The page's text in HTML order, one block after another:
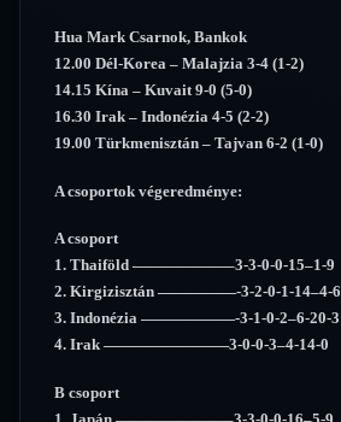
Hua Mark Csarnok, Bankok
12.00 Dél-Korea – Malajzia 3-4 (1-2)
14.15 Kína – Kuvait 9-0 (5-0)
16.30 Irak – Indonézia 4-5 (2-2)
19.00 Türkmenisztán – Tajvan 6-2 (1-0)
A csoportok végeredménye:
A csoport
1. Thaiföld ——————–3-3-0-0-15–1-9
2. Kirgizisztán —————-3-2-0-1-14–4-6
3. Indonézia ——————-3-1-0-2–6-20-3
4. Irak ————————3-0-0-3–4-14-0
B csoport